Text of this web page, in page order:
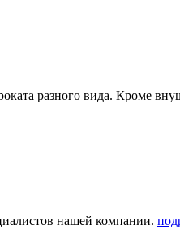
разного вида. Кроме
нашей компании.